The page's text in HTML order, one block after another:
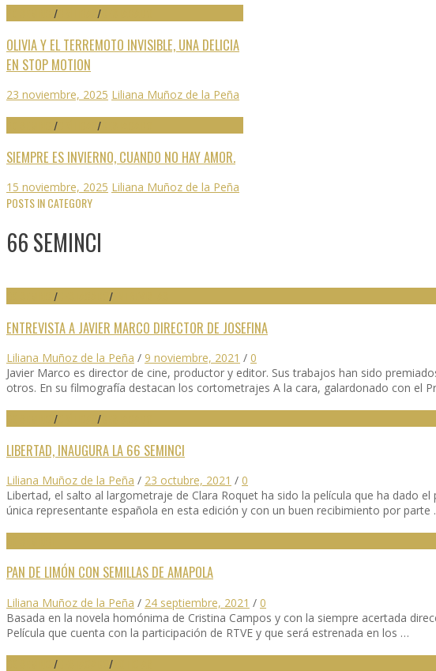
/ /
OLIVIA Y EL TERREMOTO INVISIBLE, UNA DELICIA
EN STOP MOTION
23 noviembre, 2025 Liliana Muñoz de la Peña
/ /
SIEMPRE ES INVIERNO, CUANDO NO HAY AMOR.
15 noviembre, 2025 Liliana Muñoz de la Peña
POSTS IN CATEGORY
66 SEMINCI
/ /
ENTREVISTA A JAVIER MARCO DIRECTOR DE JOSEFINA
Liliana Muñoz de la Peña / 9 noviembre, 2021 / 0
Javier Marco es director de cine, productor y editor. Sus trabajos han sido
otros. En su filmografía destacan los cortometrajes A la cara, galardonado con el
/ /
LIBERTAD, INAUGURA LA 66 SEMINCI
Liliana Muñoz de la Peña / 23 octubre, 2021 / 0
Libertad, el salto al largometraje de Clara Roquet ha sido la película que ha dado
única representante española en esta edición y con un buen recibimiento por parte
PAN DE LIMÓN CON SEMILLAS DE AMAPOLA
Liliana Muñoz de la Peña / 24 septiembre, 2021 / 0
Basada en la novela homónima de Cristina Campos y con la siempre acertada
Película que cuenta con la participación de RTVE y que será estrenada en los …
/ /